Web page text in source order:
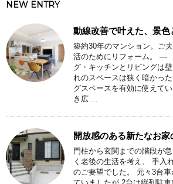
NEW ENTRY
動線改善で叶えた、景色
築約30年のマンション。ご
活のためにリフォーム。
グ・キッチンとリビングは
れのスペースは狭く暗かっ
グスペースを有効に使えて
き広 ...
開放感のある新たなお家
門柱から玄関までの階段が
く老後の生活を考え、 手入
のご要望でした。 元々3台